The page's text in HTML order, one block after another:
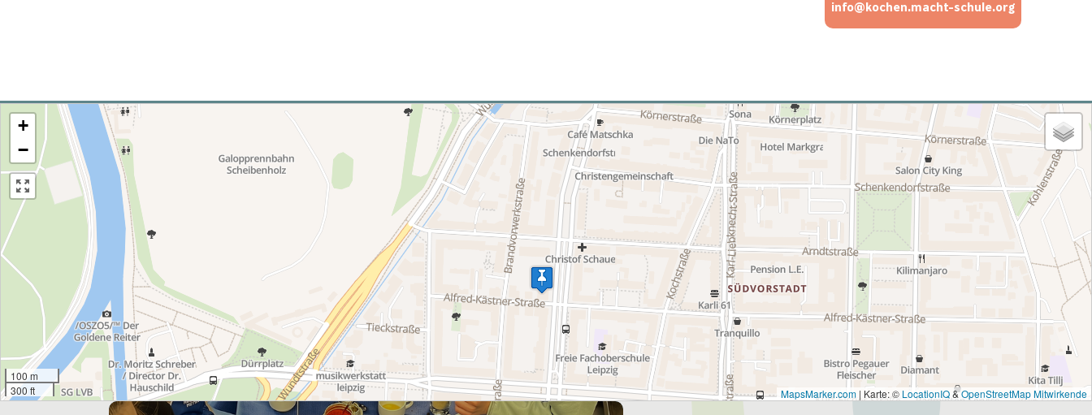
info@kochen.macht-schule.org
+
−
100 m
300 ft
MapsMarker.com | Karte: © LocationIQ&OpenStreetMap Mitwirkende